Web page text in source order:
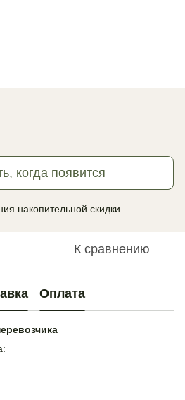
когда появится
накопительной скидки
К сравнению
Оплата